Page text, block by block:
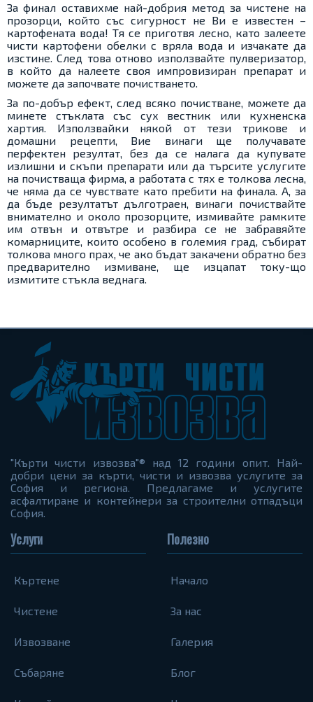
За финал оставихме най-добрия метод за чистене на
прозорци, който със сигурност не Ви е известен –
картофената вода! Тя се приготвя лесно, като залеете
чисти картофени обелки с вряла вода и изчакате да
изстине. След това отново използвайте пулверизатор,
в който да налеете своя импровизиран препарат и
можете да започвате почистването.
За по-добър ефект, след всяко почистване, можете да
минете стъклата със сух вестник или кухненска
хартия. Използвайки някой от тези трикове и
домашни рецепти, Вие винаги ще получавате
перфектен резултат, без да се налага да купувате
излишни и скъпи препарати или да търсите услугите
на почистваща фирма, а работата с тях е толкова лесна,
че няма да се чувствате като пребити на финала. А, за
да бъде резултатът дълготраен, винаги почиствайте
внимателно и около прозорците, измивайте рамките
им отвън и отвътре и разбира се не забравяйте
комарниците, които особено в големия град, събират
толкова много прах, че ако бъдат закачени обратно без
предварително измиване, ще изцапат току-що
измитите стъкла веднага.
"Кърти чисти извозва"® над 12 години опит. Най-
добри цени за кърти, чисти и извозва услугите за
София и региона. Предлагаме и услугите
асфалтиране и контейнери за строителни отпадъци
София.
Услуги
Къртене
Чистене
Извозване
Събаряне
Полезно
Начало
За нас
Галерия
Блог